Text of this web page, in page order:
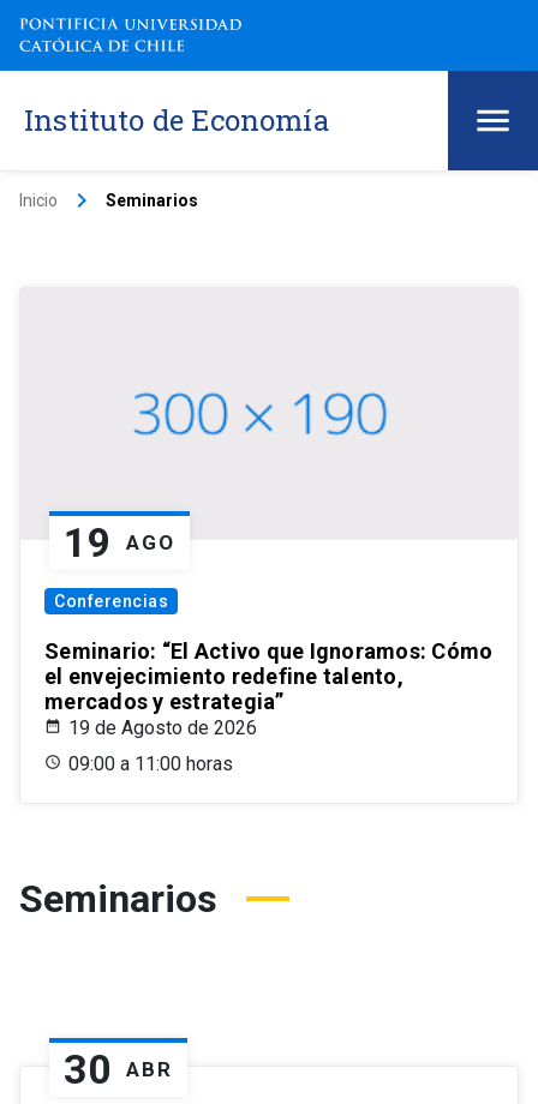
Instituto de Economía
Inicio keyboard_arrow_right Seminarios
19 AGO
Conferencias
Seminario: “El Activo que Ignoramos: Cómo
el envejecimiento redefine talento,
mercados y estrategia”
19 de Agosto de 2026
09:00 a 11:00 horas
Seminarios
30 ABR